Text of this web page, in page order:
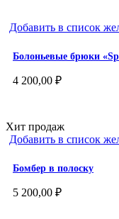
Добавить в список
Болоньевые брюки
4 200,00 ₽
Хит продаж
Добавить в список
Бомбер в полоску
5 200,00 ₽